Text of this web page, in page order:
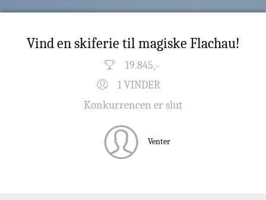
Vind en skiferie til magiske Flachau!
19.845,-
1 VINDER
Konkurrencen er slut
Venter